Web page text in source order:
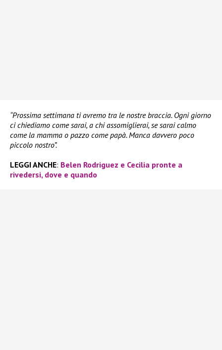
“Prossima settimana ti avremo tra le nostre braccia. Ogni giorno
ci chiediamo come sarai, a chi assomiglierai, se sarai calmo
come la mamma o pazzo come papà. Manca davvero poco
piccolo nostro”.
LEGGI ANCHE: Belen Rodriguez e Cecilia pronte a
rivedersi, dove e quando